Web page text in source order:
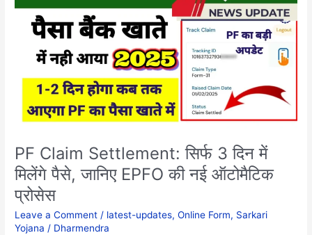
PF Claim Settlement: सिर्फ 3 दिन में
मिलेंगे पैसे, जानिए EPFO की नई ऑटोमैटिक
प्रोसेस
Leave a Comment / latest-updates,Online Form, Sarkari
Yojana / Dharmendra
Settlement:
जानिए
की
नई
ऑटोमैटिक
प्रोसेस